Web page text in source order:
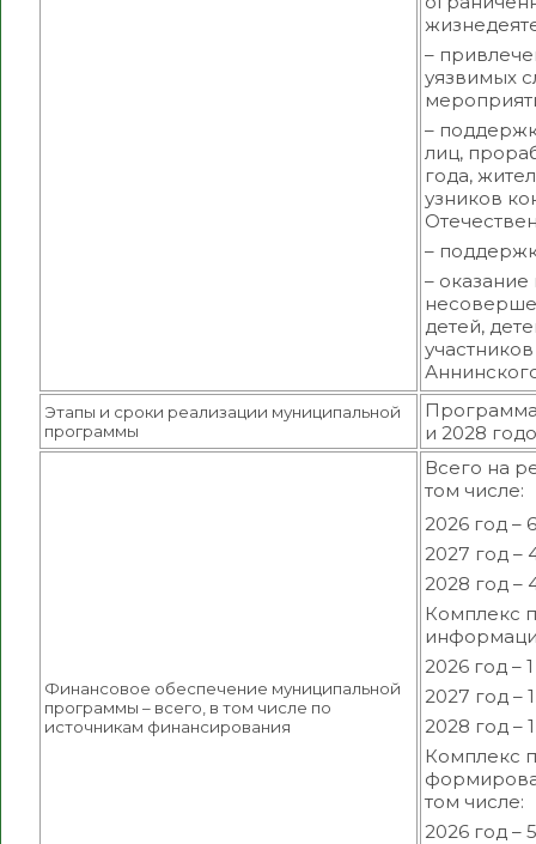
–
уязвимых
–
лиц,
года,
узников
–
–
детей,
Этапы и сроки реализации муниципальной
программы
Программа
и 2028
Финансовое обеспечение муниципальной
программы – всего, в том числе по
источникам финансирования
Всего на
том числе:
2026 год –
2027 год –
2028 год –
Комплекс
2026 год –
2027 год –
2028 год –
Комплекс
том числе:
2026 год –